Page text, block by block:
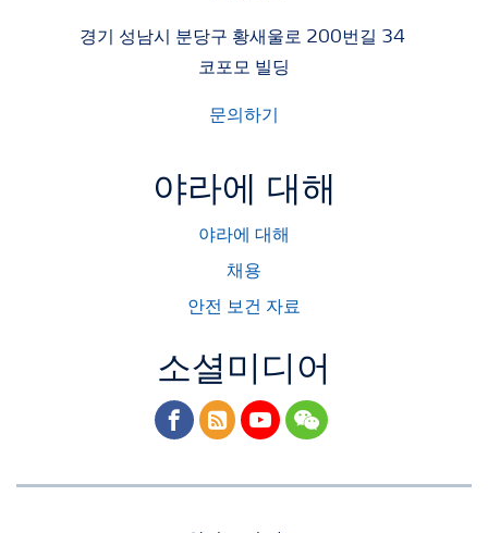
경기 성남시 분당구 황새울로 200번길 34
코포모 빌딩
문의하기
야라에 대해
야라에 대해
채용
안전 보건 자료
소셜미디어
facebook
rss youtubewechat